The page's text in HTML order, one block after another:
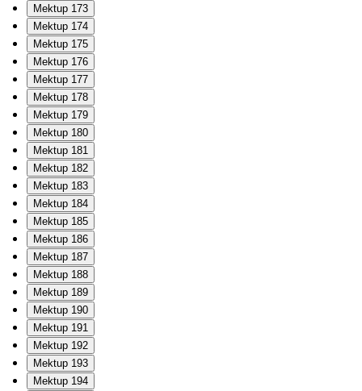
Mektup 173
Mektup 174
Mektup 175
Mektup 176
Mektup 177
Mektup 178
Mektup 179
Mektup 180
Mektup 181
Mektup 182
Mektup 183
Mektup 184
Mektup 185
Mektup 186
Mektup 187
Mektup 188
Mektup 189
Mektup 190
Mektup 191
Mektup 192
Mektup 193
Mektup 194